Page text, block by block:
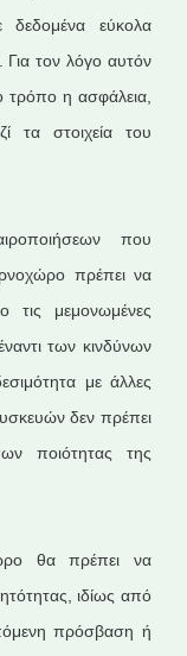
δεδομένα εύκολα
Για τον λόγο αυτόν
τρόπο η ασφάλεια,
τα στοιχεία του
που
πρέπει να
τις μεμονωμένες
των κινδύνων
με άλλες
δεν πρέπει
ποιότητας της
θα πρέπει να
ιδίως από
πρόσβαση ή